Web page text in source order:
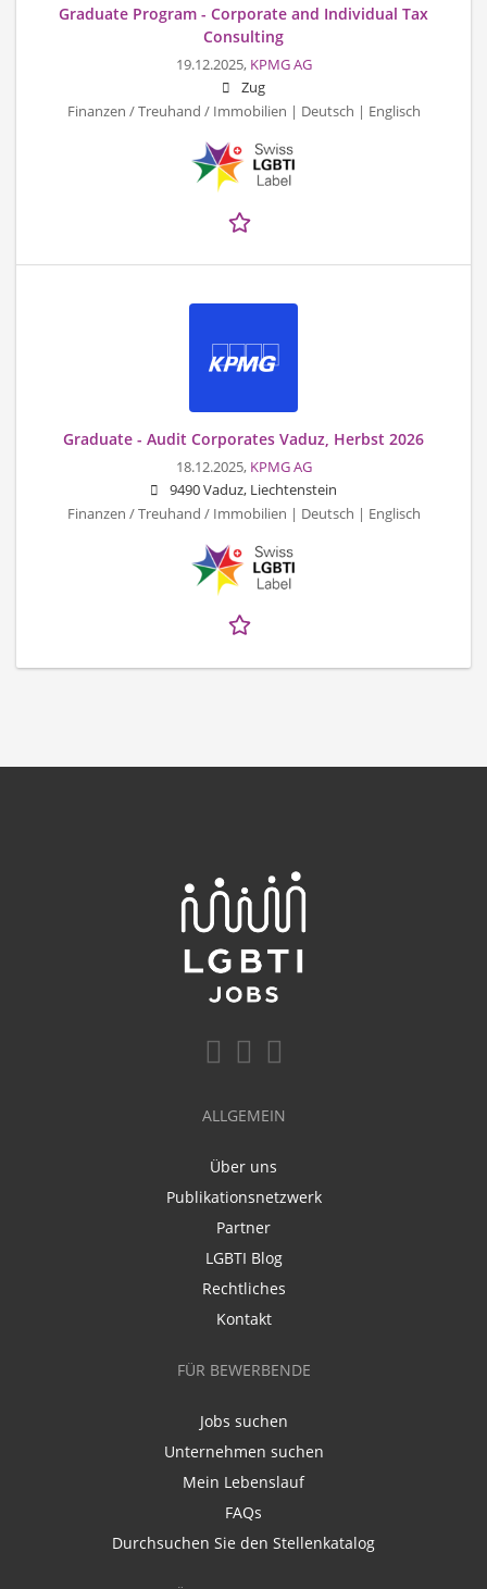
Graduate Program - Corporate and Individual Tax
Consulting
19.12.2025, KPMG AG
Zug
Finanzen / Treuhand / Immobilien | Deutsch | Englisch
Graduate - Audit Corporates Vaduz, Herbst 2026
18.12.2025, KPMG AG
9490 Vaduz, Liechtenstein
Finanzen / Treuhand / Immobilien | Deutsch | Englisch
ALLGEMEIN
Über uns
Publikationsnetzwerk
Partner
LGBTI Blog
Rechtliches
Kontakt
FÜR BEWERBENDE
Jobs suchen
Unternehmen suchen
Mein Lebenslauf
FAQs
Durchsuchen Sie den Stellenkatalog